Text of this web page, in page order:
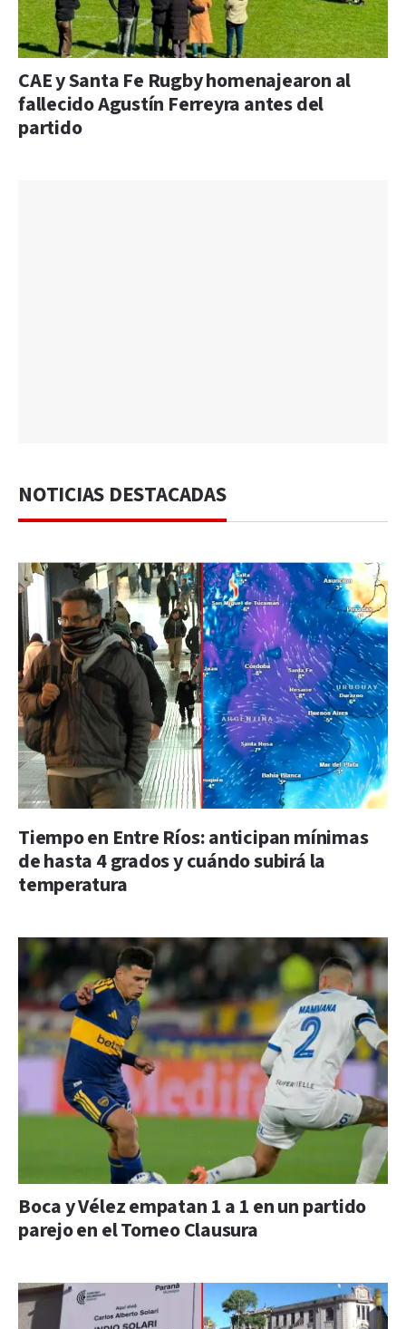
CAE y Santa Fe Rugby homenajearon al
fallecido Agustín Ferreyra antes del
partido
NOTICIAS DESTACADAS
Tiempo en Entre Ríos: anticipan mínimas
de hasta 4 grados y cuándo subirá la
temperatura
Boca y Vélez empatan 1 a 1 en un partido
parejo en el Torneo Clausura